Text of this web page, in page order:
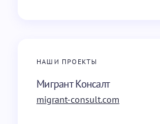
НАШИ ПРОЕКТЫ
Мигрант Консалт
migrant-consult.com